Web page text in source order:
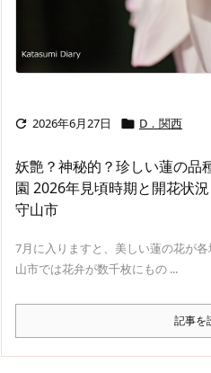
 2026年6月27日  D．関西
妖艶？神秘的？珍しい蓮の品
園 2026年見頃時期と開花状
守山市
7月に入りますと、美しい蓮の花が
山市では花弁が数千枚にもの ...
記事を